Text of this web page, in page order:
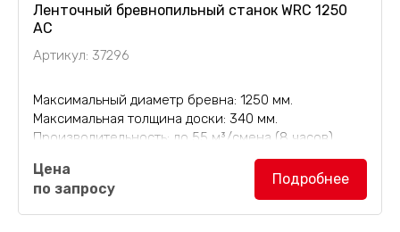
Ленточный бревнопильный станок WRC 1250
AC
Артикул: 37296
Максимальный диаметр бревна: 1250 мм.
Максимальная толщина доски: 340 мм.
Производительность: до 55 м³/смена (8 часов).
Ленточный бревнопильный станок WRC 1250
AC обладает особо прочной конструкции,
отличается высокой степенью автоматизации для
Цена
по запросу
Подробнее